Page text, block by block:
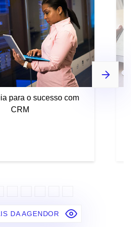
para o sucesso com
CRM
DA AGENDOR